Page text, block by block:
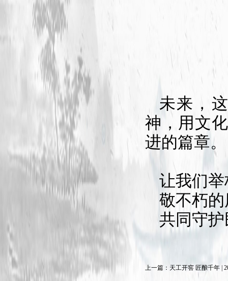
未来，
神，用文
进的篇章。
让我们
敬不朽
共同守
上一篇： 天工开窖 匠酿千年 |